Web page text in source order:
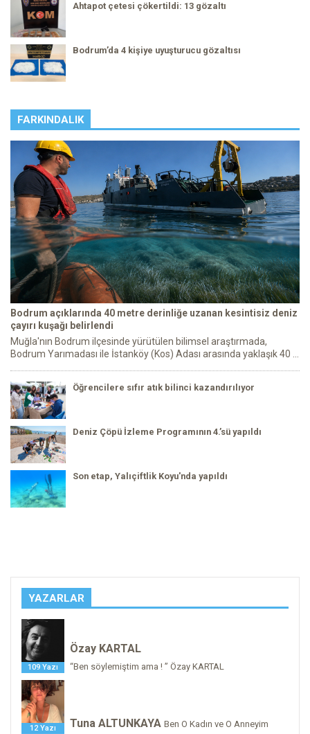
Ahtapot çetesi çökertildi: 13 gözaltı
Bodrum’da 4 kişiye uyuşturucu gözaltısı
FARKINDALIK
Bodrum açıklarında 40 metre derinliğe uzanan kesintisiz deniz
çayırı kuşağı belirlendi
Muğla'nın Bodrum ilçesinde yürütülen bilimsel araştırmada,
Bodrum Yarımadası ile İstanköy (Kos) Adası arasında yaklaşık 40 ...
Öğrencilere sıfır atık bilinci kazandırılıyor
Deniz Çöpü İzleme Programının 4.’sü yapıldı
Son etap, Yalıçiftlik Koyu'nda yapıldı
YAZARLAR
109 Yazı
Özay KARTAL
“Ben söylemiştim ama ! ” Özay KARTAL
12 Yazı Tuna ALTUNKAYA Ben O Kadın ve O Anneyim